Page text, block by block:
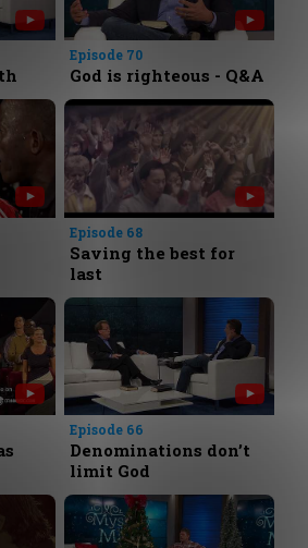
Episode 70
God is righteous - Q&A
Episode 68
Saving the best for
last
Episode 66
Denominations don’t
limit God